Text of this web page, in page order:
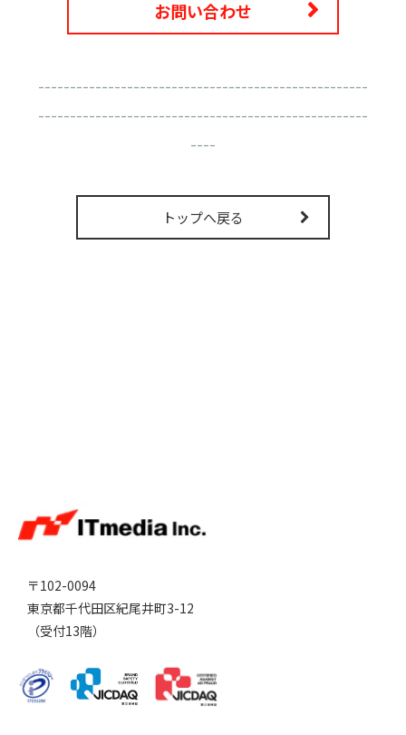
お問い合わせ
----------------------------------------------------
----------------------------------------------------
----
トップへ戻る
〒102-0094
東京都千代田区紀尾井町3-12
（受付13階）